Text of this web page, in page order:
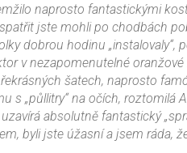
naprosto fantastickými
jste mohli po chodbách
dobrou hodinu „instalovaly“,
v nezapomenutelné
šatech, naprosto
s „půllitry“ na očích, roztomilá
absolutně fantastický
byli jste úžasní a jsem ráda,